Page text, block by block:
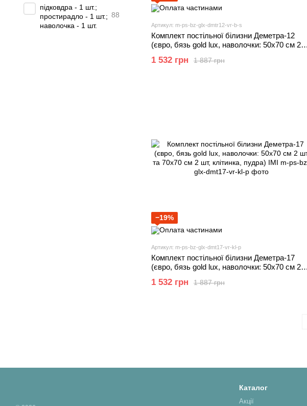
Артикул: m-ps-bz-glx-dmtr12-vr-b-s
Комплект постільної білизни Деметра-12
(євро, бязь gold lux, наволочки: 50х70 см 2
жовтим) IMI
1 887 грн
1 532 грн
−19%
Артикул: m-ps-bz-glx-dmt17-vr-kl-p
Комплект постільної білизни Деметра-17
(євро, бязь gold lux, наволочки: 50х70 см 2
1 887 грн
1 532 грн
підковдра - 1 шт.;
простирадло - 1 шт.;
наволочка - 1 шт.
88
Каталог
Акції